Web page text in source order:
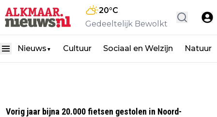
20°C
Gedeeltelijk Bewolkt
Nieuws ▼ Cultuur Sociaal en Welzijn Natuur
Vorig jaar bijna 20.000 fietsen gestolen in Noord-